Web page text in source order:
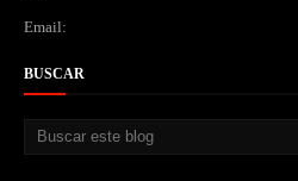
Email:
BUSCAR